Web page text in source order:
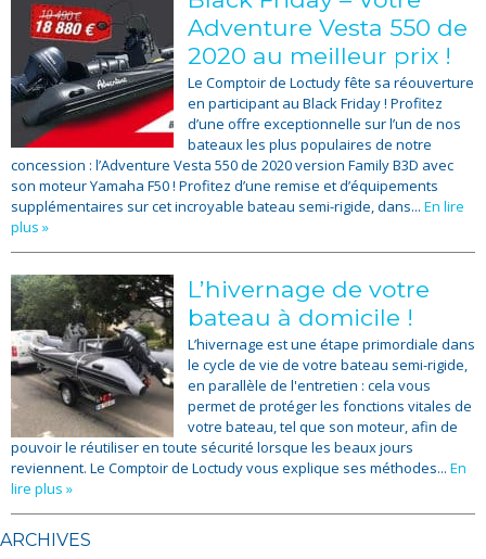
Adventure Vesta 550 de
2020 au meilleur prix !
Le Comptoir de Loctudy fête sa réouverture
en participant au Black Friday ! Profitez
d’une offre exceptionnelle sur l’un de nos
bateaux les plus populaires de notre
concession : l’Adventure Vesta 550 de 2020 version Family B3D avec
son moteur Yamaha F50 ! Profitez d’une remise et d’équipements
supplémentaires sur cet incroyable bateau semi-rigide, dans... En lire
plus »
L’hivernage de votre
bateau à domicile !
L’hivernage est une étape primordiale dans
le cycle de vie de votre bateau semi-rigide,
en parallèle de l'entretien : cela vous
permet de protéger les fonctions vitales de
votre bateau, tel que son moteur, afin de
pouvoir le réutiliser en toute sécurité lorsque les beaux jours
reviennent. Le Comptoir de Loctudy vous explique ses méthodes... En
lire plus »
ARCHIVES